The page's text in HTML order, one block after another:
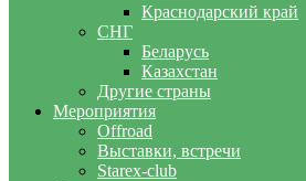
Краснодарский край
СНГ
Беларусь
Казахстан
Другие страны
Мероприятия
Offroad
Выставки, встречи
Starex-club